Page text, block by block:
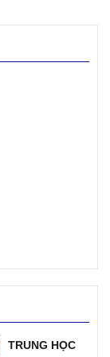
TRUNG HỌC